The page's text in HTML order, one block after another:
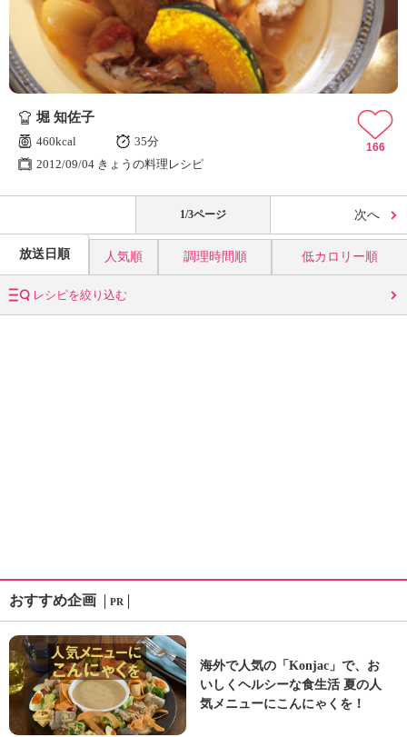
堀 知佐子
460kcal
35分
2012/09/04 きょうの料理レシピ
166
1/3ページ 次へ
放送日順 人気順 調理時間順 低カロリー順
レシピを絞り込む
おすすめ企画 PR
海外で人気の「Konjac」で、お
いしくヘルシーな食生活 夏の人
気メニューにこんにゃくを！